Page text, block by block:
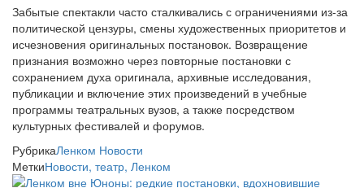
Забытые спектакли часто сталкивались с ограничениями из-за
политической цензуры, смены художественных приоритетов и
исчезновения оригинальных постановок. Возвращение
признания возможно через повторные постановки с
сохранением духа оригинала, архивные исследования,
публикации и включение этих произведений в учебные
программы театральных вузов, а также посредством
культурных фестивалей и форумов.
РубрикаЛенком Новости
МеткиНовости, театр, Ленком